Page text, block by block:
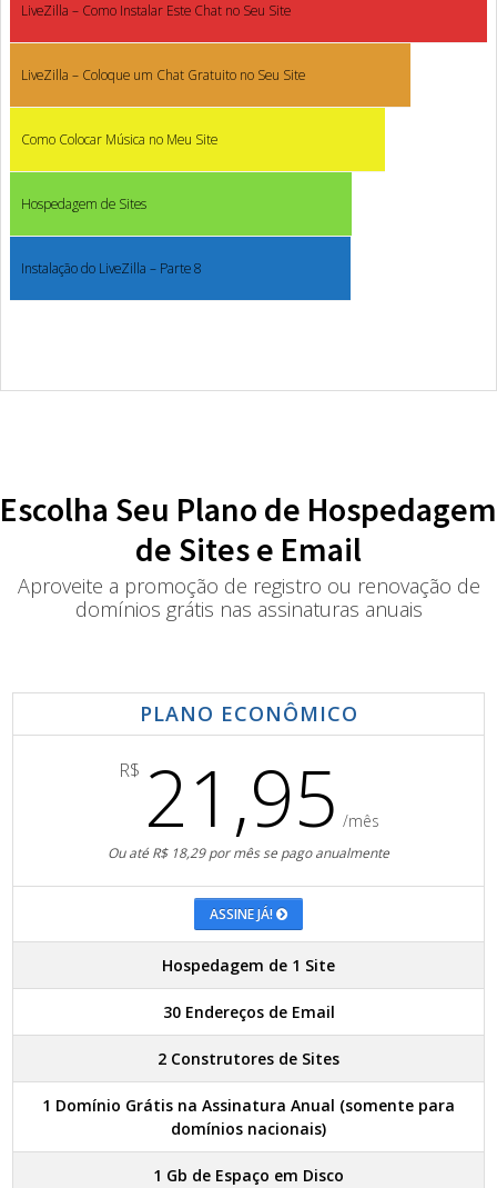
LiveZilla – Como Instalar Este Chat no Seu Site
LiveZilla – Coloque um Chat Gratuito no Seu Site
Como Colocar Música no Meu Site
Hospedagem de Sites
Instalação do LiveZilla – Parte 8
Escolha Seu Plano de Hospedagem
de Sites e Email
Aproveite a promoção de registro ou renovação de
domínios grátis nas assinaturas anuais
PLANO ECONÔMICO
R$ 21,95 /mês
Ou até R$ 18,29 por mês se pago anualmente
ASSINE JÁ!
Hospedagem de 1 Site
30 Endereços de Email
2 Construtores de Sites
1 Domínio Grátis na Assinatura Anual (somente para
domínios nacionais)
1 Gb de Espaço em Disco